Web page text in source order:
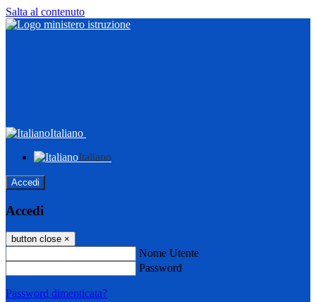
Salta al contenuto
Italiano
Italiano
Accedi
Accedi
button close ×
Nome Utente
Password
Password dimenticata?